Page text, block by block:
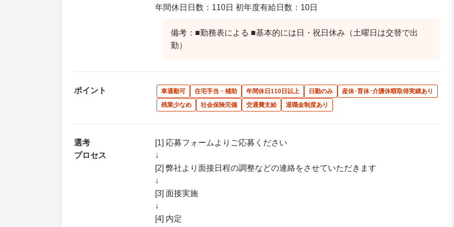
年間休日日数：110日 初年度有給日数：10日
備考：■勤務表による ■基本的には日・祝日休み（土曜日は交替で出
勤）
ポイント 車通勤可 住宅手当・補助 年間休日110日以上 日勤のみ
産休･育休･介護休暇取得実績あり
残業少なめ
社会保険完備 交通費支給 退職金制度あり
選考
プロセス
[1] 応募フォームよりご応募ください
↓
[2] 弊社より面接日程の調整などの連絡をさせていただきます
↓
[3] 面接実施
↓
[4] 内定